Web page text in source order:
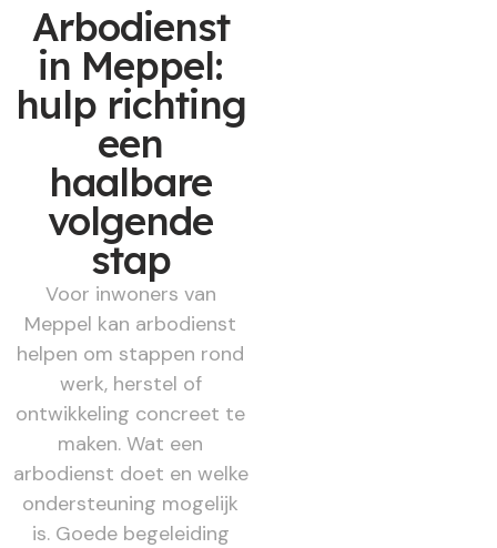
Arbodienst
in Meppel:
hulp richting
een
haalbare
volgende
stap
Voor inwoners van
Meppel kan arbodienst
helpen om stappen rond
werk, herstel of
ontwikkeling concreet te
maken. Wat een
arbodienst doet en welke
ondersteuning mogelijk
is. Goede begeleiding